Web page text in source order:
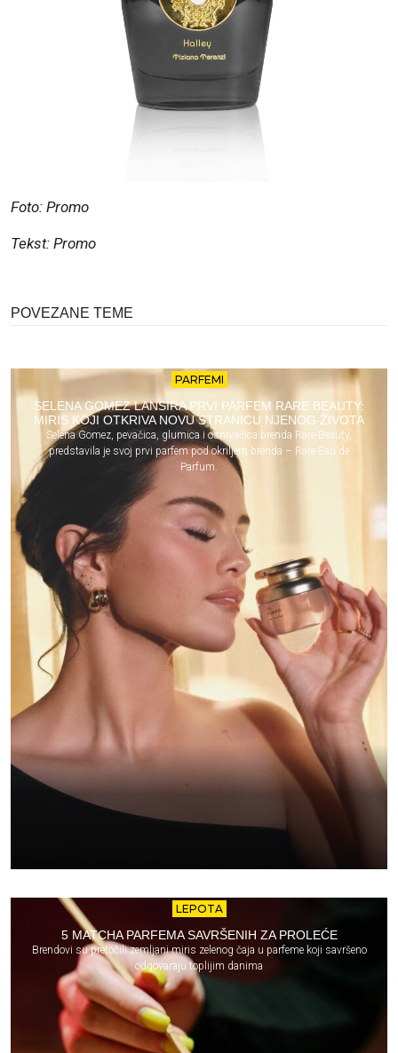
Foto: Promo
Tekst: Promo
POVEZANE TEME
PARFEMI
SELENA GOMEZ LANSIRA PRVI PARFEM RARE BEAUTY:
MIRIS KOJI OTKRIVA NOVU STRANICU NJENOG ŽIVOTA
Selena Gomez, pevačica, glumica i osnivačica brenda Rare Beauty,
predstavila je svoj prvi parfem pod okriljem brenda – Rare Eau de
Parfum.
LEPOTA
5 MATCHA PARFEMA SAVRŠENIH ZA PROLEĆE
Brendovi su pretočili zemljani miris zelenog čaja u parfeme koji savršeno
odgovaraju toplijim danima